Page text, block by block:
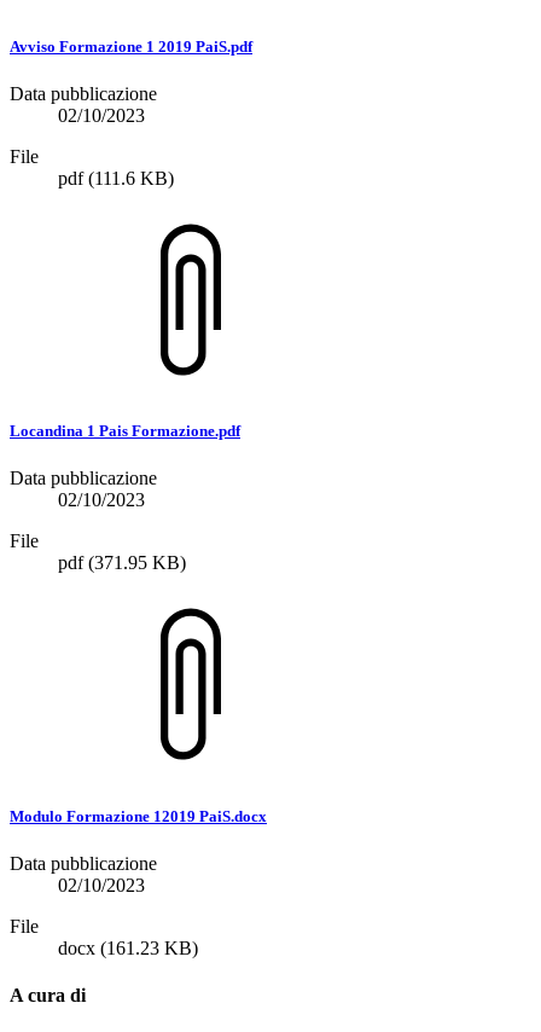
Avviso Formazione 1 2019 PaiS.pdf
Data pubblicazione
02/10/2023
File
pdf(111.6 KB)
Locandina 1 Pais Formazione.pdf
Data pubblicazione
02/10/2023
File
pdf(371.95 KB)
Modulo Formazione 12019 PaiS.docx
Data pubblicazione
02/10/2023
File
docx (161.23 KB)
A cura di